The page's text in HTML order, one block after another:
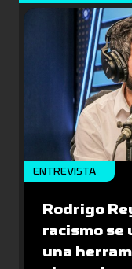
ENTREVISTA
Rodrigo
racismo se
una